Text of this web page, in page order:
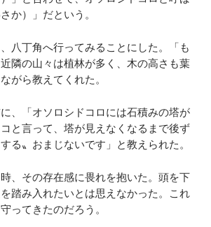
か）」だという。
八丁角へ行ってみることにした。「も
隣の山々は植林が多く、木の高さも葉
がら教えてくれた。
、「オソロシドコロには石積みの塔が
と言って、塔が見えなくなるまで後ず
る〟おまじないです」と教えられた。
、その存在感に畏れを抱いた。頭を下
踏み入れたいとは思えなかった。これ
ってきたのだろう。